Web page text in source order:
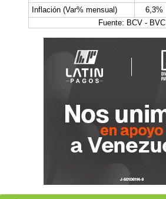
Inflación (Var% mensual)
6,3%
Fuente: BCV - BVC